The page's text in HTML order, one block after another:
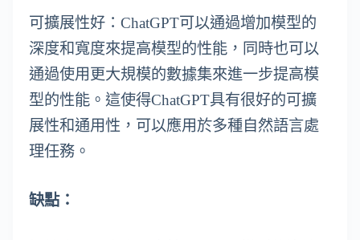
可擴展性好：ChatGPT可以通過增加模型的
深度和寬度來提高模型的性能，同時也可以
通過使用更大規模的數據集來進一步提高模
型的性能。這使得ChatGPT具有很好的可擴
展性和通用性，可以應用於多種自然語言處
理任務。
缺點：